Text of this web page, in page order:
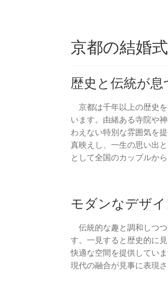
京都の結婚
歴史と伝統が
京都は千年以上の歴史
います。由緒ある寺院や
わえない特別な雰囲気を
真映えし、一生の思い出
として全国のカップルか
モダンなデザ
伝統的な趣と調和しつ
す。一見すると歴史的に
快適な空間を提供してい
現代の融合が見事に表現